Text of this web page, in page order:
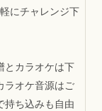
にチャレンジ下
とカラオケは下
ラオケ音源はご
持ち込みも自由